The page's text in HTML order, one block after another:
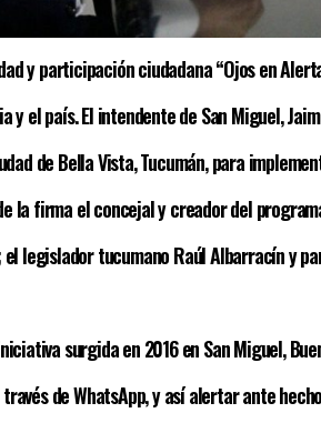
y participación ciudadana “Ojos en
y el país. El intendente de San Miguel,
de Bella Vista, Tucumán, para
la firma el concejal y creador del
legislador tucumano Raúl Albarracín y
surgida en 2016 en San Miguel,
de WhatsApp, y así alertar ante